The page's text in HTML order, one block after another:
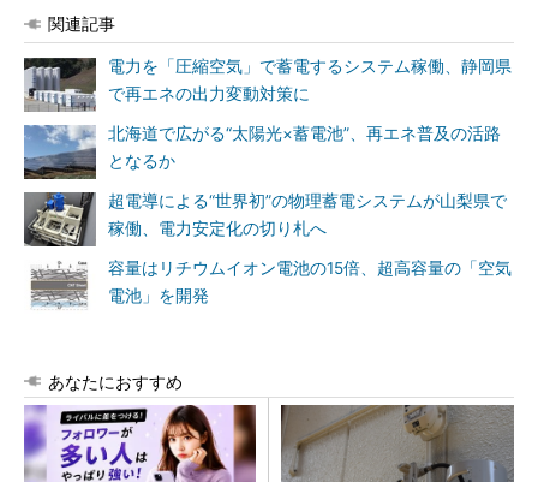
関連記事
電力を「圧縮空気」で蓄電するシステム稼働、静岡県
で再エネの出力変動対策に
北海道で広がる“太陽光×蓄電池”、再エネ普及の活路
となるか
超電導による“世界初”の物理蓄電システムが山梨県で
稼働、電力安定化の切り札へ
容量はリチウムイオン電池の15倍、超高容量の「空気
電池」を開発
あなたにおすすめ